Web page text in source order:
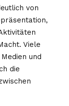
von
Viele
und
die